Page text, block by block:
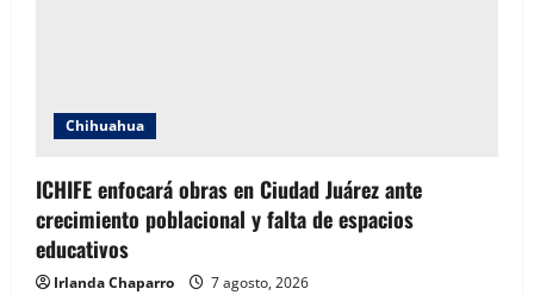
Chihuahua
ICHIFE enfocará obras en Ciudad Juárez ante
crecimiento poblacional y falta de espacios
educativos
Irlanda Chaparro 7 agosto, 2026